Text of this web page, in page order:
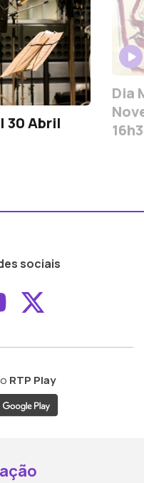
30 Abril
Dia
sociais
ao ao
Aceder ao
RTP Play